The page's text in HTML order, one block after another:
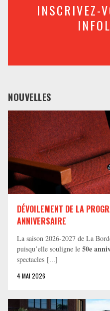
INSCRIVEZ-
NOUVELLES
DÉVOILEMENT DE LA
ANNIVERSAIRE
La saison 2026-2027 de La
puisqu’elle souligne le 50e
spectacles [...]
4 MAI 2026